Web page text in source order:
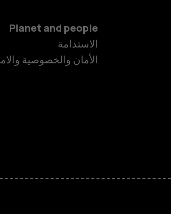
الهواتف
Terra M
Planet and people
الاستدامة
الأمان والخصوصية